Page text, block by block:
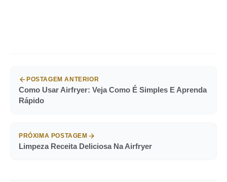
POSTAGEM ANTERIOR
Como Usar Airfryer: Veja Como É Simples E Aprenda
Rápido
PRÓXIMA POSTAGEM
Limpeza Receita Deliciosa Na Airfryer